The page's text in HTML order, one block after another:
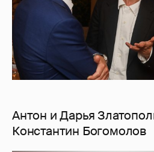
Антон и Дарья
Константин Богомолов